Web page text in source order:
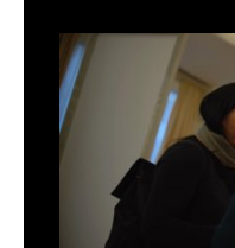
Thematik
Inhaltskarussell
überspringen